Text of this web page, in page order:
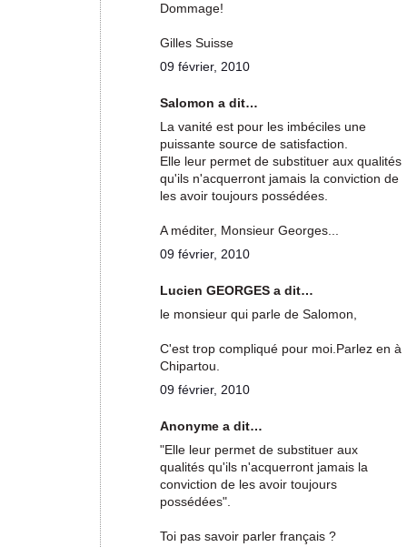
Dommage!
Gilles Suisse
09 février, 2010
Salomon a dit…
La vanité est pour les imbéciles une
puissante source de satisfaction.
Elle leur permet de substituer aux qualités
qu'ils n'acquerront jamais la conviction de
les avoir toujours possédées.
A méditer, Monsieur Georges...
09 février, 2010
Lucien GEORGES a dit…
le monsieur qui parle de Salomon,
C'est trop compliqué pour moi.Parlez en à
Chipartou.
09 février, 2010
Anonyme a dit…
"Elle leur permet de substituer aux
qualités qu'ils n'acquerront jamais la
conviction de les avoir toujours
possédées".
Toi pas savoir parler français ?